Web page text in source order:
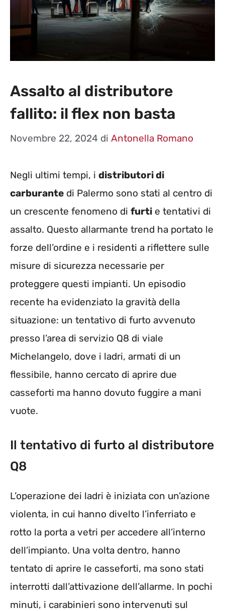
Assalto al distributore
fallito: il flex non basta
Novembre 22, 2024 di Antonella Romano
Negli ultimi tempi, i distributori di
carburante di Palermo sono stati al centro di
un crescente fenomeno di furti e tentativi di
assalto. Questo allarmante trend ha portato le
forze dell’ordine e i residenti a riflettere sulle
misure di sicurezza necessarie per
proteggere questi impianti. Un episodio
recente ha evidenziato la gravità della
situazione: un tentativo di furto avvenuto
presso l’area di servizio Q8 di viale
Michelangelo, dove i ladri, armati di un
flessibile, hanno cercato di aprire due
casseforti ma hanno dovuto fuggire a mani
vuote.
Il tentativo di furto al distributore
Q8
L’operazione dei ladri è iniziata con un’azione
violenta, in cui hanno divelto l’inferriato e
rotto la porta a vetri per accedere all’interno
dell’impianto. Una volta dentro, hanno
tentato di aprire le casseforti, ma sono stati
interrotti dall’attivazione dell’allarme. In pochi
minuti, i carabinieri sono intervenuti sul